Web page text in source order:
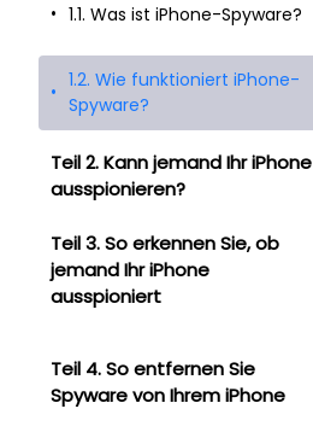
1.1. Was ist iPhone-Spyware?
1.2. Wie funktioniert iPhone-
Spyware?
Teil 2. Kann jemand Ihr iPhone
ausspionieren?
Teil 3. So erkennen Sie, ob
jemand Ihr iPhone
ausspioniert
Teil 4. So entfernen Sie
Spyware von Ihrem iPhone